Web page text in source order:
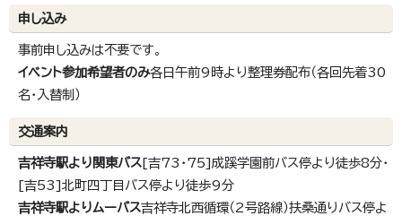
申し込み
事前申し込みは不要です。
イベント参加希望者のみ各日午前9時より整理券配布（各回先着30
名・入替制）
交通案内
吉祥寺駅より関東バス [吉73・75]成蹊学園前バス停より徒歩8分・
[吉53]北町四丁目バス停より徒歩9分
吉祥寺駅よりムーバス吉祥寺北西循環（2号路線）扶桑通りバス停よ